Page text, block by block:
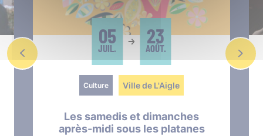
05
JUIL.
23
AOÛT.
Culture Ville de L'Aigle
Les samedis et dimanches
après-midi sous les platanes